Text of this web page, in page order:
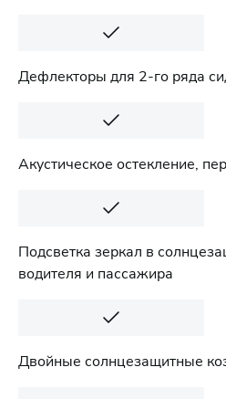
Дефлекторы для 2-го ряда
Акустическое остекление,
Подсветка зеркал в
водителя и пассажира
Двойные солнцезащитные